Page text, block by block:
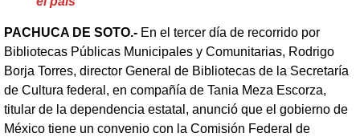
PACHUCA DE SOTO.- En el tercer día de recorrido por
Bibliotecas Públicas Municipales y Comunitarias, Rodrigo
Borja Torres, director General de Bibliotecas de la Secretaría
de Cultura federal, en compañía de Tania Meza Escorza,
titular de la dependencia estatal, anunció que el gobierno de
México tiene un convenio con la Comisión Federal de